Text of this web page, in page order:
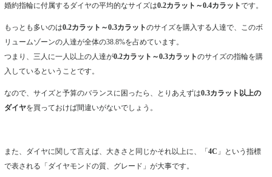
婚約指輪に付属するダイヤの平均的なサイズは0.2カラット～0.4カラットです。
もっとも多いのは0.2カラット～0.3カラットのサイズを購入する人達で、このボ
リュームゾーンの人達が全体の38.8%を占めています。
つまり、三人に一人以上の人達が0.2カラット～0.3カラットのサイズの指輪を購
入しているということです。
なので、サイズと予算のバランスに困ったら、とりあえずは0.3カラット以上の
ダイヤを買っておけば間違いがないでしょう。
また、ダイヤに関して言えば、大きさと同じかそれ以上に、「4C 」という指標
で表される「ダイヤモンドの質、グレード」が大事です。